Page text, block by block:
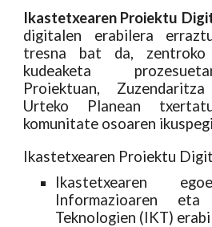
Ikastetxearen Proiektu
digitalen erabilera
tresna bat da,
kudeaketa
Proiektuan,
Urteko Planean
komunitate osoaren
Ikastetxearen Proiektu
Ikastetxearen
Informazioaren eta
Teknologien (IKT)